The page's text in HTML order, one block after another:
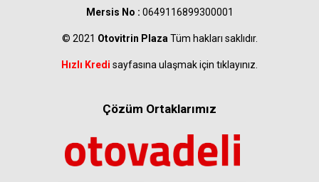
Mersis No : 0649116899300001
© 2021 Otovitrin PlazaTüm hakları saklıdır.
Hızlı Kredi sayfasına ulaşmak için tıklayınız.
Çözüm Ortaklarımız